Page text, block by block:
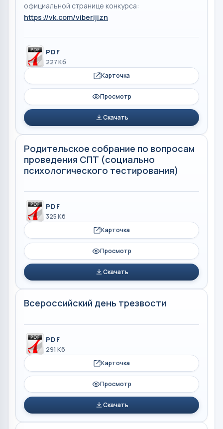
официальной странице конкурса:
https://vk.com/viberijizn
PDF
227 Кб
Карточка
Просмотр
Скачать
Родительское собрание по вопросам
проведения СПТ (социально
психологического тестирования)
PDF
325 Кб
Карточка
Просмотр
Скачать
Всероссийский день трезвости
PDF
291 Кб
Карточка
Просмотр
Скачать